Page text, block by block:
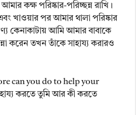
কক্ষ পরিষ্কার-পরিচ্ছন্ন রাখি।
খাওয়ার পর আমার থালা পরিষ্কার
কেনাকাটায় আমি আমার বাবাকে
করেন তখন তাঁকে সাহায্য করারও
can you do to help your
করতে তুমি আর কী করতে